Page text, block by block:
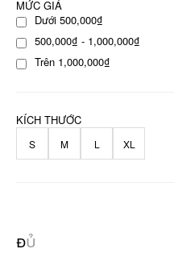
MỨC GIÁ
Dưới 500,000₫
500,000₫ - 1,000,000₫
Trên 1,000,000₫
KÍCH THƯỚC
S M L XL